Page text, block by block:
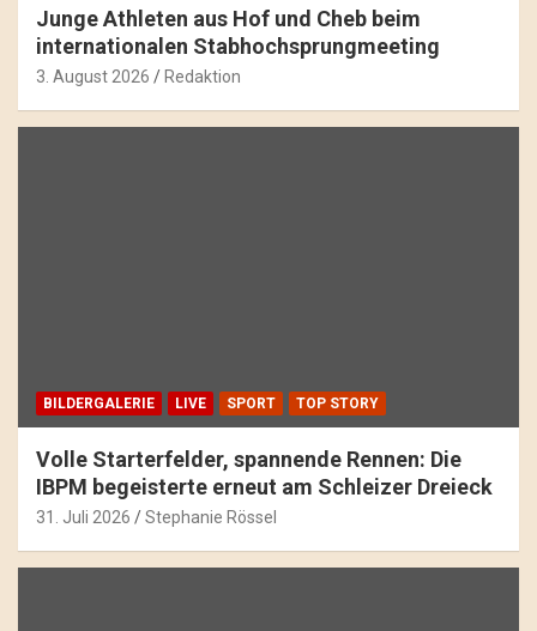
Junge Athleten aus Hof und Cheb beim
internationalen Stabhochsprungmeeting
3. August 2026 Redaktion
BILDERGALERIE LIVE SPORT TOP STORY
Volle Starterfelder, spannende Rennen: Die
IBPM begeisterte erneut am Schleizer Dreieck
31. Juli 2026 Stephanie Rössel